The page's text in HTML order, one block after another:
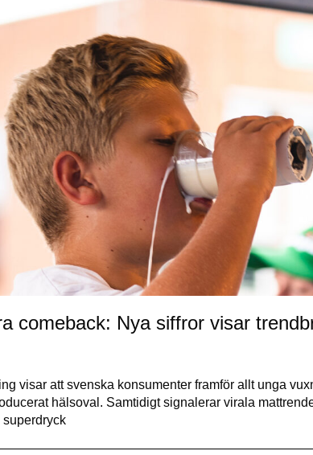
comeback: Nya siffror visar
visar att svenska konsumenter framför allt unga
hälsoval. Samtidigt signalerar virala